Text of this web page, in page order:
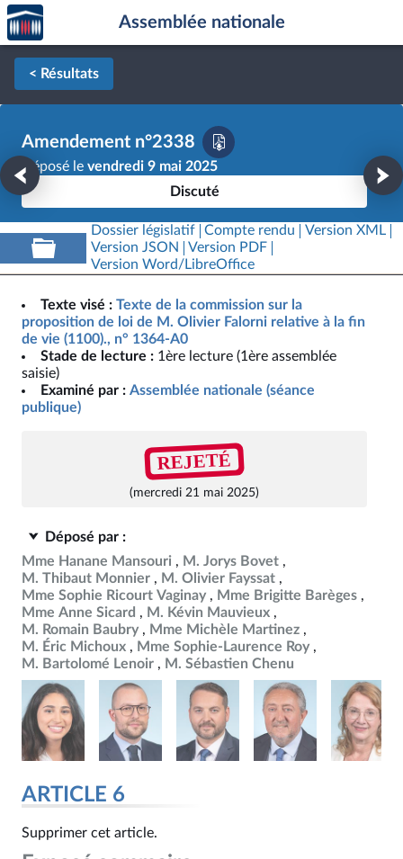
Aller au contenu
Aller en bas de la page
Accèder
à la
page
d'accueil
Assemblée nationale
< Résultats
Amendement n°2338
Déposé le vendredi 9 mai 2025
Discuté
Dossier législatif Compte rendu
Version XML
Version JSON
Version PDF
Version Word/LibreOffice
Texte visé : Texte de la commission sur la
proposition de loi de M. Olivier Falorni relative à la fin
de vie (1100)., n° 1364-A0
Stade de lecture : 1ère lecture (1ère assemblée
saisie)
Examiné par : Assemblée nationale (séance
publique)
REJETÉ
(mercredi 21 mai 2025)
Déposé par :
Mme Hanane Mansouri
M. Jorys Bovet
M. Thibaut Monnier
M. Olivier Fayssat
Mme Sophie Ricourt Vaginay
Mme Brigitte Barèges
Mme Anne Sicard
M. Kévin Mauvieux
M. Romain Baubry
Mme Michèle Martinez
M. Éric Michoux
Mme Sophie-Laurence Roy
M. Bartolomé Lenoir
M. Sébastien Chenu
ARTICLE 6
Supprimer cet article.